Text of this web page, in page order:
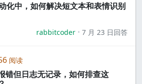
化中，如何解决短文本和表情识别
rabbitcoder 7 月 23 日回答
阅读
错但日志无记录，如何排查这